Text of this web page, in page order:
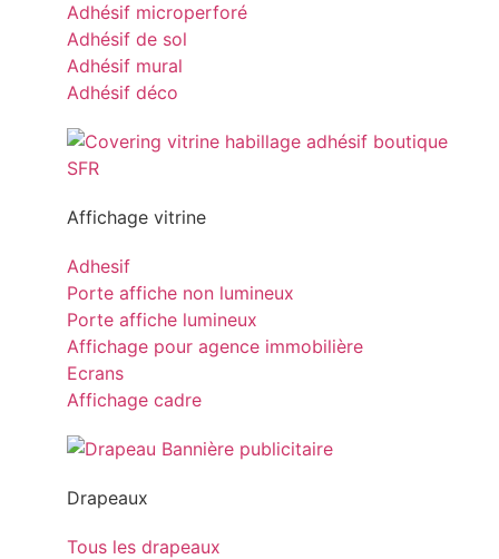
Adhésif microperforé
Adhésif de sol
Adhésif mural
Adhésif déco
Affichage vitrine
Adhesif
Porte affiche non lumineux
Porte affiche lumineux
Affichage pour agence immobilière
Ecrans
Affichage cadre
Drapeaux
Tous les drapeaux